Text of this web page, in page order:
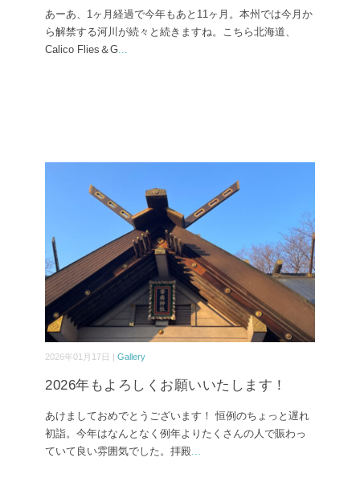
あーあ、1ヶ月経過で今年もあと11ヶ月。本州では今月か
ら解禁する河川が続々と続きますね。こちら北海道、
Calico Flies＆G
2026年01月17日 | Gallery
2026年もよろしくお願いいたします！
あけましておめでとうございます！ 恒例のちょっと遅れ
初詣。今年はなんとなく例年よりたくさんの人で賑わっ
ていて良い雰囲気でした。拝殿